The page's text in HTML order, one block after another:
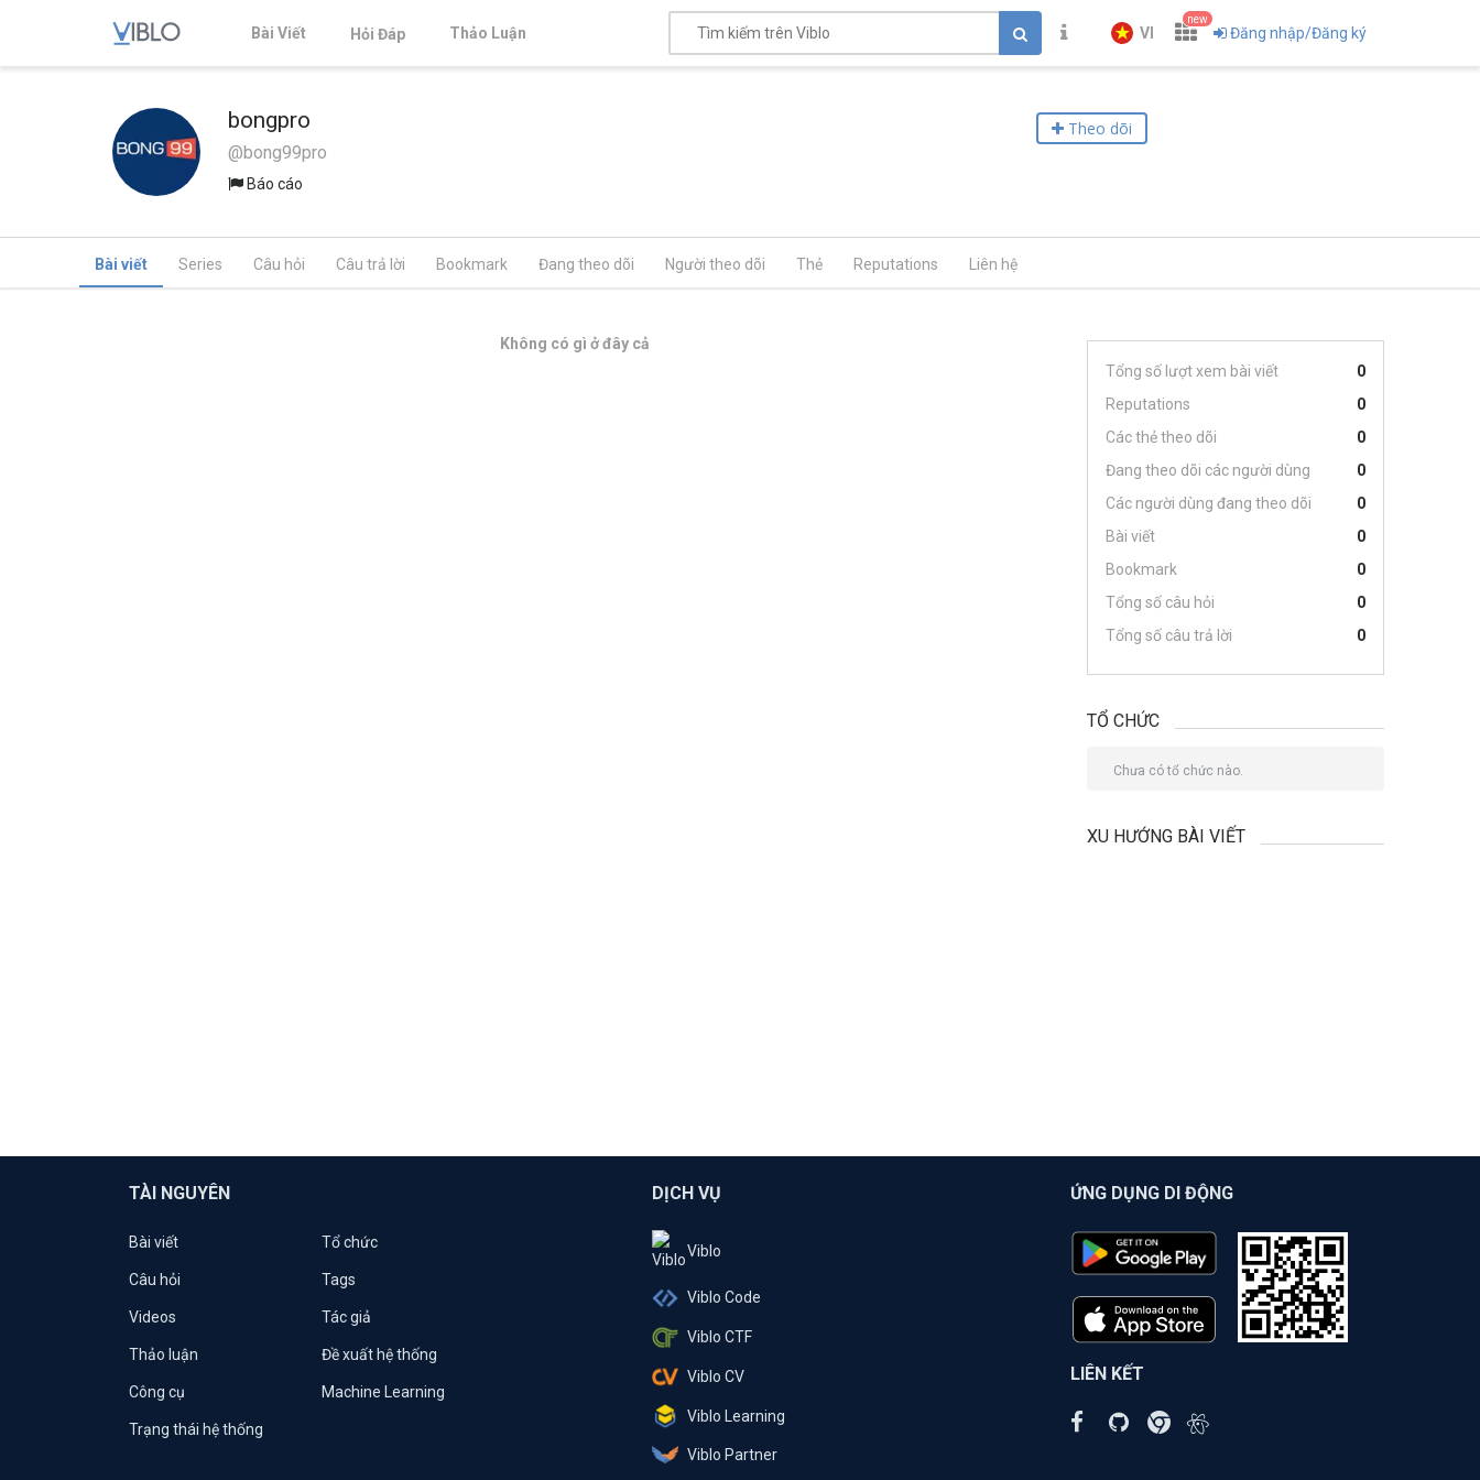
Bài Viết Hỏi Đáp Thảo Luận VI
new
Đăng nhập/Đăng ký
bongpro
@bong99pro
Báo cáo
Theo dõi
Bài viết Series Câu hỏi Câu trả lời Bookmark Đang theo dõi Người theo dõi Thẻ Reputations Liên hệ
Không có gì ở đây cả
Tổng số lượt xem bài viết
0
Reputations
0
Các thẻ theo dõi
0
Đang theo dõi các người dùng
0
Các người dùng đang theo dõi
0
Bài viết
0
Bookmark
0
Tổng số câu hỏi
0
Tổng số câu trả lời
0
TỔ CHỨC
Chưa có tổ chức nào.
XU HƯỚNG BÀI VIẾT
TÀI NGUYÊN
Bài viết Tổ chức
Câu hỏi Tags
Videos Tác giả
Thảo luận Đề xuất hệ thống
Công cụ Machine Learning
Trạng thái hệ thống
DỊCH VỤ
Viblo
Viblo Code
Viblo CTF
Viblo CV
Viblo Learning
Viblo Partner
ỨNG DỤNG DI ĐỘNG
LIÊN KẾT